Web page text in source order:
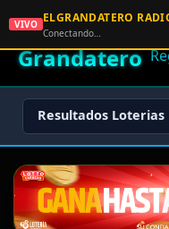
🌟 El
Grandatero
Resultados Loterias
VIVO ELGRANDATERO
Conectando…